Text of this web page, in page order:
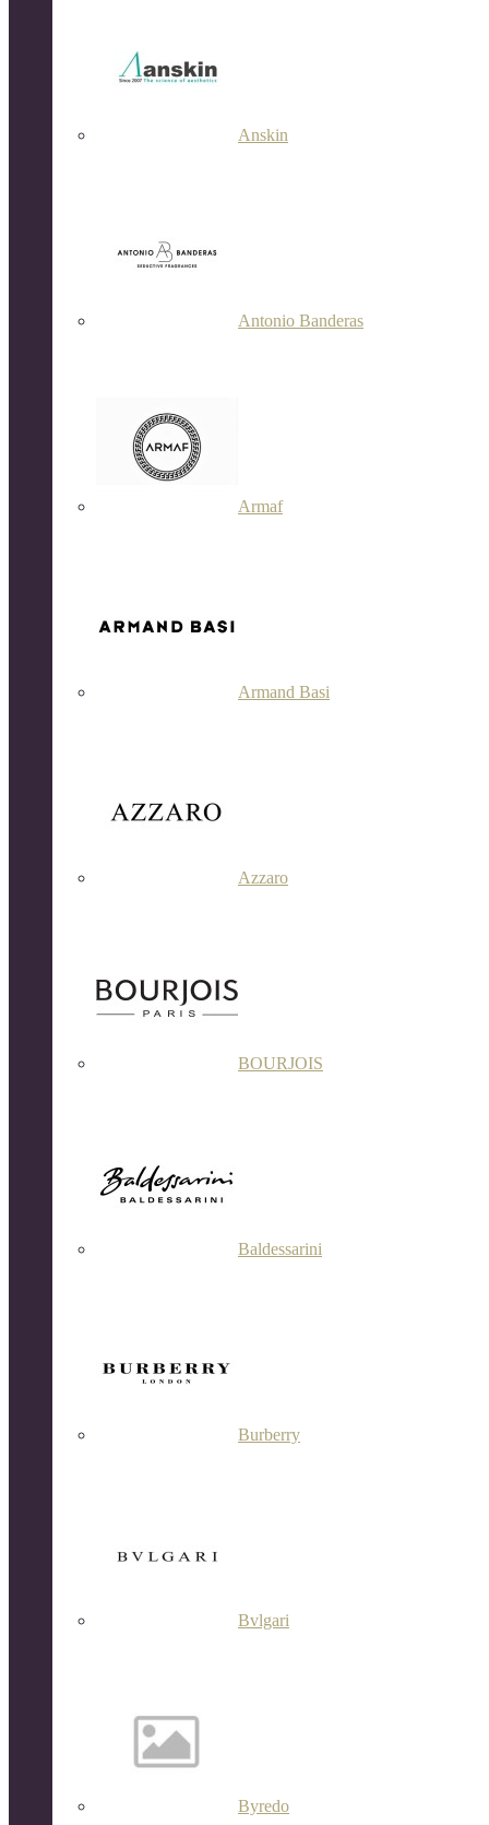
Anskin
Antonio Banderas
Armaf
Armand Basi
Azzaro
BOURJOIS
Baldessarini
Burberry
Bvlgari
Byredo